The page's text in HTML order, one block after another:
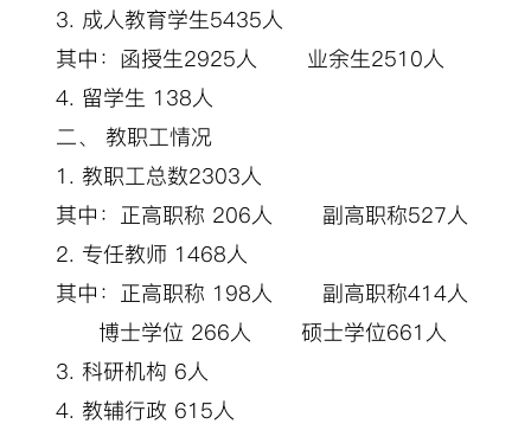
3. 成人教育学生5435人
其中：函授生2925人 业余生2510人
4. 留学生 138人
二、 教职工情况
1. 教职工总数2303人
其中：正高职称 206人 副高职称527人
2. 专任教师 1468人
其中：正高职称 198人 副高职称414人
博士学位 266人 硕士学位661 人
3. 科研机构 6人
4. 教辅行政 615人